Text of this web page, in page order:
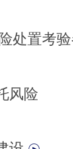
处置考
风险